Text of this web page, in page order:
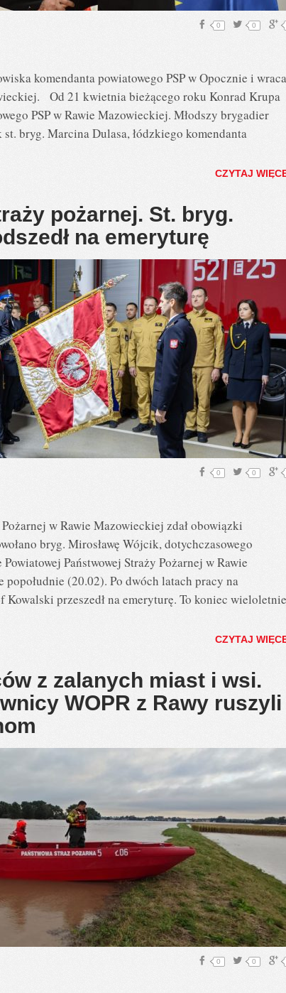
0
0
komendanta powiatowego PSP w Opocznie i wraca
Od 21 kwietnia bieżącego roku Konrad Krupa
PSP w Rawie Mazowieckiej. Młodszy brygadier
bryg. Marcina Dulasa, łódzkiego komendanta
CZYTAJ
pożarnej. St. bryg.
na emeryturę
0
0
w Rawie Mazowieckiej zdał obowiązki
bryg. Mirosławę Wójcik, dotychczasowego
Państwowej Straży Pożarnej w Rawie
(20.02). Po dwóch latach pracy na
przeszedł na emeryturę. To koniec
CZYTAJ
z zalanych miast i wsi.
WOPR z Rawy ruszyli
0
0